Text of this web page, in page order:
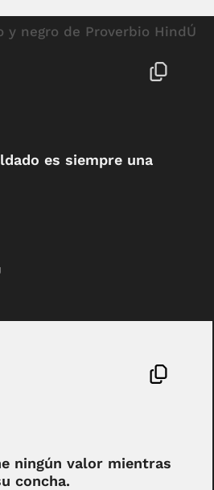
es siempre una
ningún valor mientras
concha.